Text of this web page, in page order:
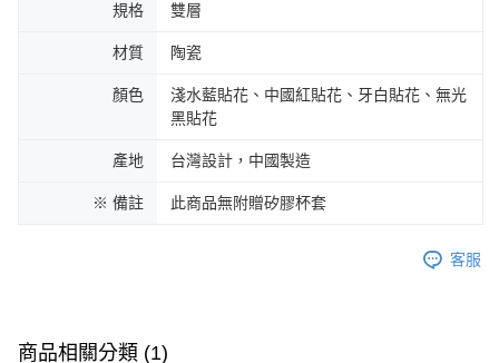
規格 雙層
材質 陶瓷
顏色
淺水藍貼花、中國紅貼花、牙白貼花、無光
黑貼花
產地 台灣設計，中國製造
※ 備註 此商品無附贈矽膠杯套
客服
商品相關分類 (1)